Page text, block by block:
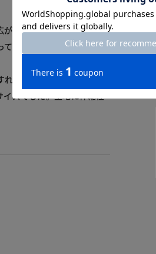
がらないデザインの物が欲
見えて購入を悩んでいま
ば良いかと購入したとこ
イズでした。生地に伸縮性